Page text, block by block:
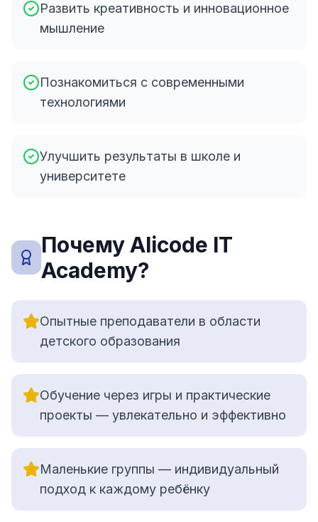
Развить креативность и инновационное
мышление
Познакомиться с современными
технологиями
Улучшить результаты в школе и
университете
Почему Alicode IT
Academy?
Опытные преподаватели в области
детского образования
Обучение через игры и практические
проекты — увлекательно и эффективно
Маленькие группы — индивидуальный
подход к каждому ребёнку